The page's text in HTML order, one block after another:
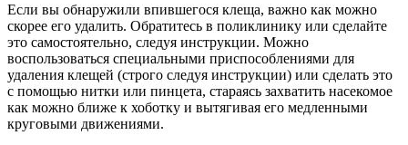
Если вы обнаружили впившегося клеща, важно как можно
скорее его удалить. Обратитесь в поликлинику или сделайте
это самостоятельно, следуя инструкции. Можно
воспользоваться специальными приспособлениями для
удаления клещей (строго следуя инструкции) или сделать это
с помощью нитки или пинцета, стараясь захватить насекомое
как можно ближе к хоботку и вытягивая его медленными
круговыми движениями.